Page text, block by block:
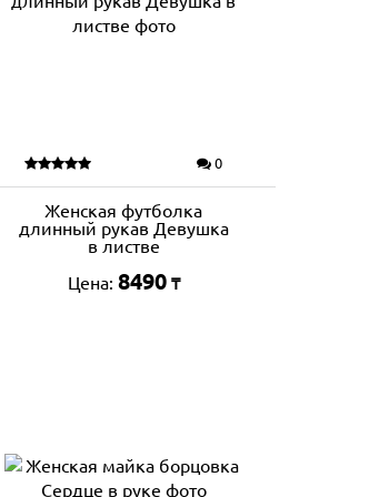
0
Женская футболка
длинный рукав Девушка
в листве
Цена: 8490 ₸